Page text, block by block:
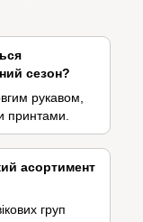
сезон?
рукавом,
принтами.
асортимент
груп